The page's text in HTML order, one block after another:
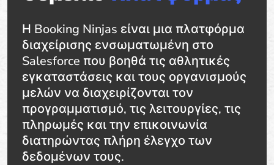
Η Booking Ninjas είναι μια πλατφόρμα
διαχείρισης ενσωματωμένη στο
Salesforce που βοηθά τις αθλητικές
εγκαταστάσεις και τους οργανισμούς
μελών να διαχειρίζονται τον
προγραμματισμό, τις λειτουργίες, τις
πληρωμές και την επικοινωνία
διατηρώντας πλήρη έλεγχο των
δεδομένων τους.